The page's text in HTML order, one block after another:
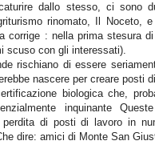
dallo stesso, ci sono
rinomato, Il Noceto,
corrige : nella prima stesura
scuso con gli interessati).
rischiano di essere
nascere per creare posti
biologica che,
inquinante
perdita di posti di lavoro in
dire: amici di Monte San